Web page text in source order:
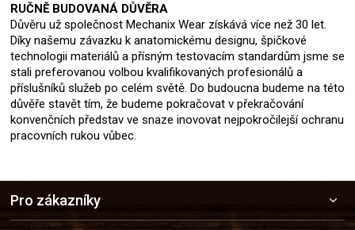
RUČNĚ BUDOVANÁ DŮVĚRA
Důvěru už společnost Mechanix Wear získává více než 30 let.
Díky našemu závazku k anatomickému designu, špičkové
technologii materiálů a přísným testovacím standardům jsme se
stali preferovanou volbou kvalifikovaných profesionálů a
příslušníků služeb po celém světě. Do budoucna budeme na této
důvěře stavět tím, že budeme pokračovat v překračování
konvenčních představ ve snaze inovovat nejpokročilejší ochranu
pracovních rukou vůbec.
Pro zákazníky